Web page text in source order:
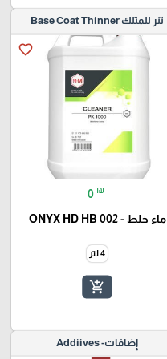
تنر للمتلك Base Coat Thinner
favorite_border
0 ₪
ماء خلط - ONYX HD HB 002
4 لتر
add_shopping_cart
إضافات- Addiives